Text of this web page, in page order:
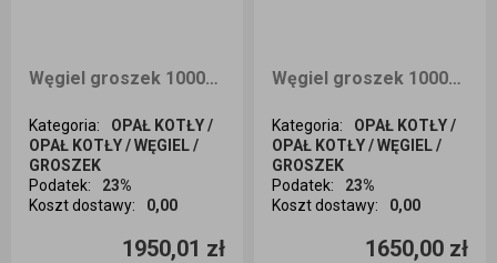
Węgiel groszek 1000kg EXTRA POWER + dostawa cała Polska
Kategoria:
OPAŁ KOTŁY /
OPAŁ KOTŁY / WĘGIEL /
GROSZEK
Podatek:
23%
Koszt dostawy: 0,00
1950,01 zł
Ilość sztuk
Węgiel groszek 1000kg EXTRA POWER + dostawa Śląsk
Kategoria:
OPAŁ KOTŁY /
OPAŁ KOTŁY / WĘGIEL /
GROSZEK
Podatek:
23%
Koszt dostawy: 0,00
1650,00 zł
Ilość sztuk